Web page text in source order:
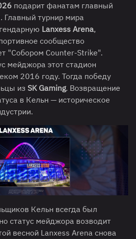
подарит фанатам главный
Главный турнир мира
Lanxess Arena,
сообщество
"Собором Counter-Strike".
мейджора этот стадион
2016 году. Тогда победу
из SK Gaming. Возвращение
в Кельн — историческое
Кельн всегда был
статус мейджора возводит
весной Lanxess Arena снова